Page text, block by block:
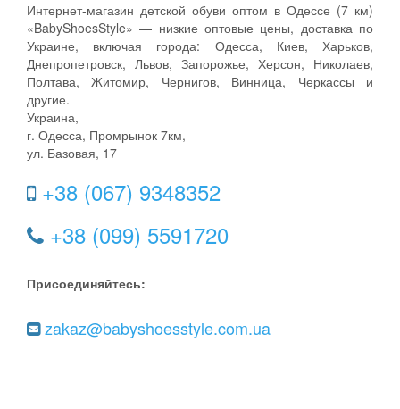
Интернет-магазин детской обуви оптом в Одессе (7 км)
«BabyShoesStyle» — низкие оптовые цены, доставка по
Украине, включая города: Одесса, Киев, Харьков,
Днепропетровск, Львов, Запорожье, Херсон, Николаев,
Полтава, Житомир, Чернигов, Винница, Черкассы и
другие.
Украина,
г. Одесса, Промрынок 7км,
ул. Базовая, 17
+38 (067) 9348352
+38 (099) 5591720
Присоединяйтесь:
zakaz@babyshoesstyle.com.ua